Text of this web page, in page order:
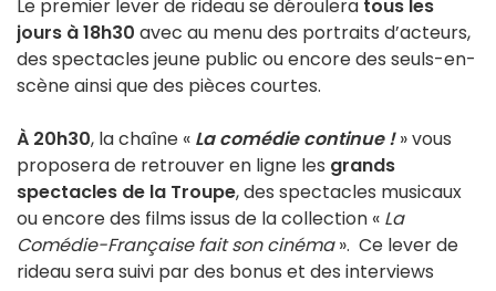
Le premier lever de rideau se déroulera tous les
jours à 18h30 avec au menu des portraits d’acteurs,
des spectacles jeune public ou encore des seuls-en-
scène ainsi que des pièces courtes.
À 20h30, la chaîne « La comédie continue !» vous
proposera de retrouver en ligne les grands
spectacles de la Troupe, des spectacles musicaux
ou encore des films issus de la collection « La
Comédie-Française fait son cinéma». Ce lever de
rideau sera suivi par des bonus et des interviews